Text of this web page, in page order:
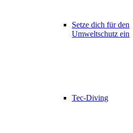
Setze dich für den
Umweltschutz ein
Tec-Diving